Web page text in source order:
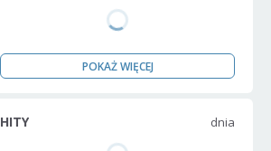
POKAŻ WIĘCEJ
HITY dnia